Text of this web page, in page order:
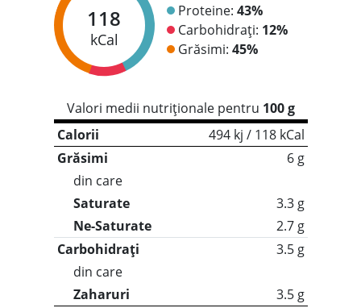
118
kCal
Proteine: 43%
Carbohidrați: 12%
Grăsimi: 45%
Valori medii nutriționale pentru 100 g
Calorii
494 kj / 118 kCal
Grăsimi
6 g
din care
Saturate
3.3 g
Ne-Saturate
2.7 g
Carbohidrați
3.5 g
din care
Zaharuri
3.5 g